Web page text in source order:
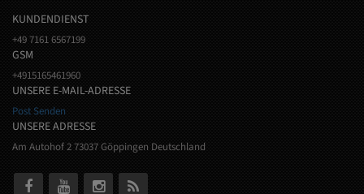
KUNDENDIENST
+49 7161 6567199
GSM
+4915165461960
UNSERE E-MAIL-ADRESSE
Post Senden
UNSERE ADRESSE
Am Autohof 2 73037 Göppingen Deutschland